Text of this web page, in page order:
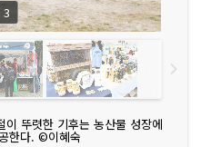
뚜렷한 기후는 농산물 성장에
한다. ©이혜숙
3